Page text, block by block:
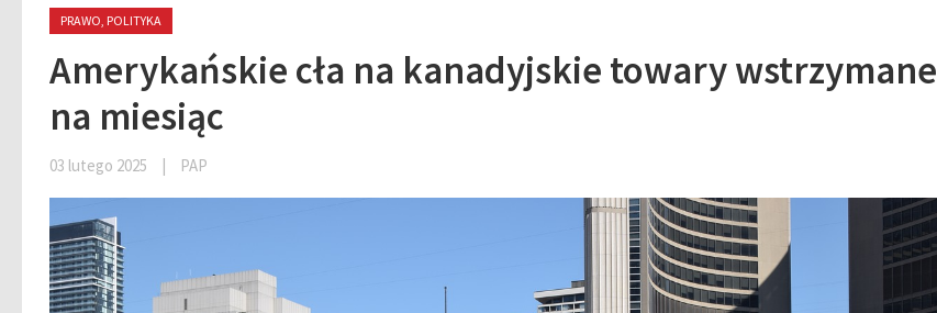
PRAWO, POLITYKA
Amerykańskie cła na kanadyjskie towary wstrzymane
na miesiąc
03 lutego 2025 | PAP